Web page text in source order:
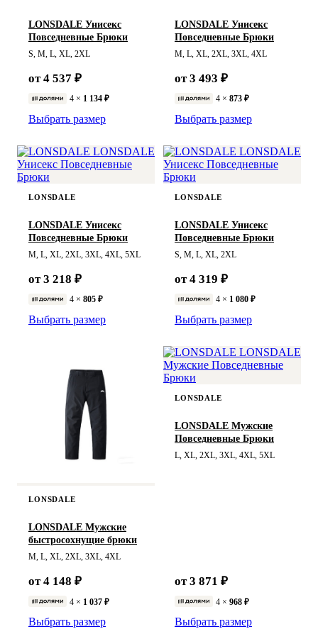
LONSDALE Унисекс
Повседневные Брюки
S, M, L, XL, 2XL
от 4 537 ₽
4 × 1 134 ₽
Выбрать размер
LONSDALE Унисекс
Повседневные Брюки
M, L, XL, 2XL, 3XL, 4XL
от 3 493 ₽
4 × 873 ₽
Выбрать размер
LONSDALE
LONSDALE Унисекс
Повседневные Брюки
M, L, XL, 2XL, 3XL, 4XL, 5XL
от 3 218 ₽
4 × 805 ₽
Выбрать размер
LONSDALE
LONSDALE Унисекс
Повседневные Брюки
S, M, L, XL, 2XL
от 4 319 ₽
4 × 1 080 ₽
Выбрать размер
LONSDALE
LONSDALE Мужские
быстросохнущие брюки
M, L, XL, 2XL, 3XL, 4XL
от 4 148 ₽
4 × 1 037 ₽
Выбрать размер
LONSDALE
LONSDALE Мужские
Повседневные Брюки
L, XL, 2XL, 3XL, 4XL, 5XL
от 3 871 ₽
4 × 968 ₽
Выбрать размер